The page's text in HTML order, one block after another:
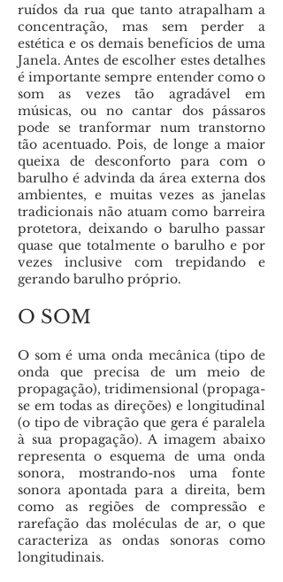
ruídos da rua que tanto atrapalham a
concentração, mas sem perder a
estética e os demais benefícios de uma
Janela. Antes de escolher estes detalhes
é importante sempre entender como o
som as vezes tão agradável em
músicas, ou no cantar dos pássaros
pode se tranformar num transtorno
tão acentuado. Pois, de longe a maior
queixa de desconforto para com o
barulho é advinda da área externa dos
ambientes, e muitas vezes as janelas
tradicionais não atuam como barreira
protetora, deixando o barulho passar
quase que totalmente o barulho e por
vezes inclusive com trepidando e
gerando barulho próprio.
O SOM
O som é uma onda mecânica (tipo de
onda que precisa de um meio de
propagação), tridimensional (propaga-
se em todas as direções) e longitudinal
(o tipo de vibração que gera é paralela
à sua propagação). A imagem abaixo
representa o esquema de uma onda
sonora, mostrando-nos uma fonte
sonora apontada para a direita, bem
como as regiões de compressão e
rarefação das moléculas de ar, o que
caracteriza as ondas sonoras como
longitudinais.